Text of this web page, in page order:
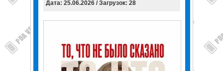
Дата: 25.06.2026 / Загрузок: 28